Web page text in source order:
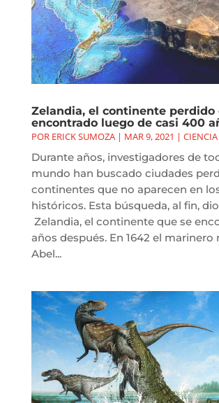
Zelandia, el continente perdido
encontrado luego de casi 400
POR ERICK SUMOZA| MAR 9, 2021 | CIENCIA
Durante años, investigadores de
mundo han buscado ciudades
continentes que no aparecen en
históricos. Esta búsqueda, al fin,
Zelandia, el continente que se
años después. En 1642 el marinero
Abel...